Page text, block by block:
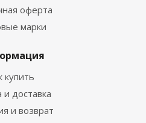
оферта
марки
купить
и доставка
и возврат